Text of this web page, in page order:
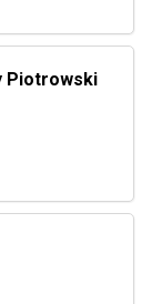
Piotrowski